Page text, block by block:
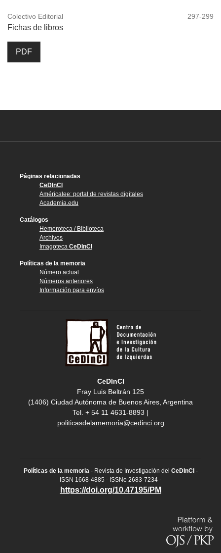
Colectivo Editorial 297-299
Fichas de libros
PDF
Páginas relacionadas
CeDInCI
Américalee: portal de revistas digitales
Academia.edu
Catálogos
Hemeroteca / Biblioteca
Archivos
Imagoteca CeDInCI
Políticas de la memoria
Número actual
Números anteriores
Información para envíos
CeDInCI
Fray Luis Beltrán 125
(1406) Ciudad Autónoma de Buenos Aires, Argentina
Tel. + 54 11 4631-8893 |
politicasdelamemoria@cedinci.org
Políticas de la memoria- Revista de Investigación del CeDInCI -
ISSN 1668-4885 - ISSNe 2683-7234 -
https://doi.org/10.47195/PM